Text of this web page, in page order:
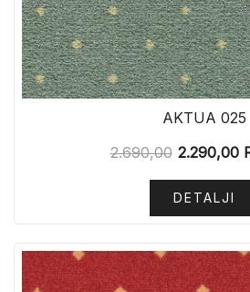
AKTUA 025
2.690,00 2.290,00
DETALJI